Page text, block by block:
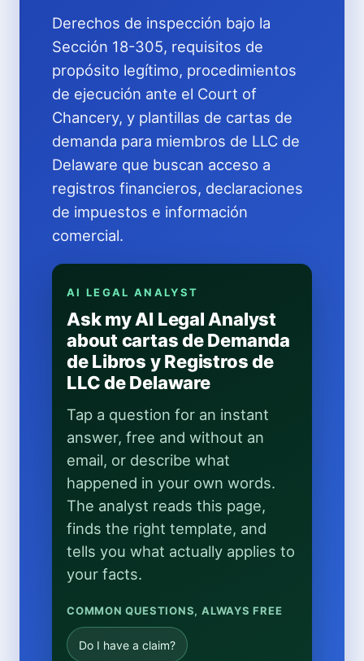
Derechos de inspección bajo la
Sección 18-305, requisitos de
propósito legítimo, procedimientos
de ejecución ante el Court of
Chancery, y plantillas de cartas de
demanda para miembros de LLC de
Delaware que buscan acceso a
registros financieros, declaraciones
de impuestos e información
comercial.
AI LEGAL ANALYST
Ask my AI Legal Analyst
about cartas de Demanda
de Libros y Registros de
LLC de Delaware
Tap a question for an instant
answer, free and without an
email, or describe what
happened in your own words.
The analyst reads this page,
finds the right template, and
tells you what actually applies to
your facts.
COMMON QUESTIONS, ALWAYS FREE
Do I have a claim?